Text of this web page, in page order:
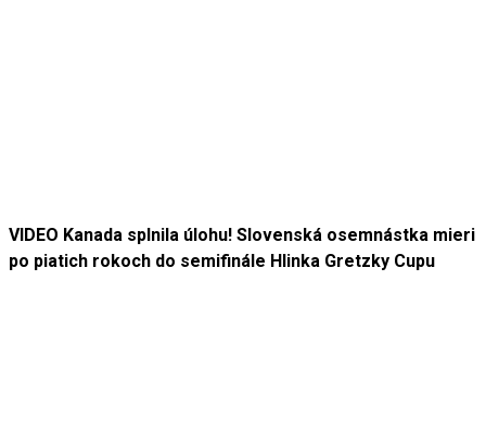
VIDEO Kanada splnila úlohu! Slovenská osemnástka mieri
po piatich rokoch do semifinále Hlinka Gretzky Cupu